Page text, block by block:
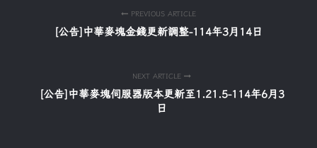
PREVIOUS ARTICLE
[公告]中華麥塊金錢更新調整-114年3月14日
NEXT ARTICLE
[公告]中華麥塊伺服器版本更新至1.21.5-114年6月3
日